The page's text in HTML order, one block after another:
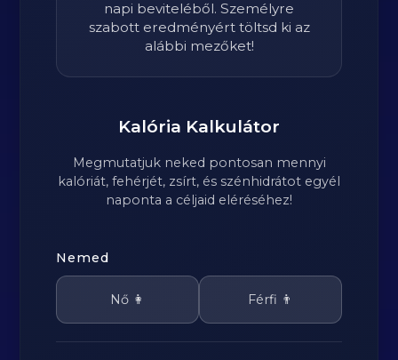
napi beviteléből. Személyre
szabott eredményért töltsd ki az
alábbi mezőket!
Kalória Kalkulátor
Megmutatjuk neked pontosan mennyi
kalóriát, fehérjét, zsírt, és szénhidrátot egyél
naponta a céljaid eléréséhez!
Nemed
Nő 👩 Férfi 👨